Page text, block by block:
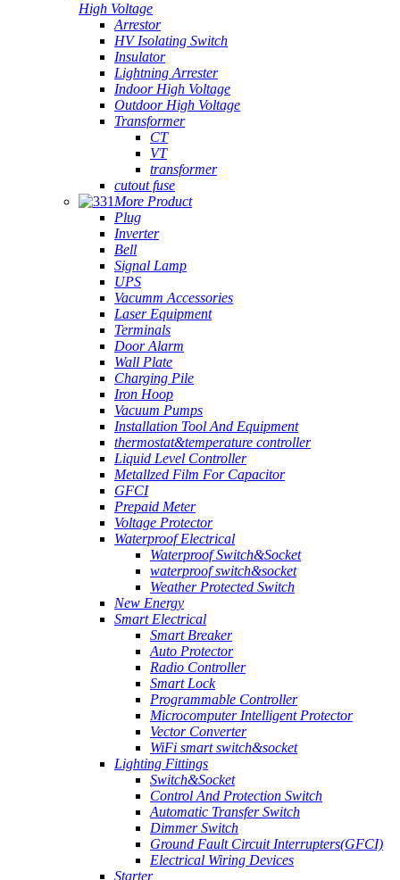
High Voltage
Arrestor
HV Isolating Switch
Insulator
Lightning Arrester
Indoor High Voltage
Outdoor High Voltage
Transformer
CT
VT
transformer
cutout fuse
More Product
Plug
Inverter
Bell
Signal Lamp
UPS
Vacumm Accessories
Laser Equipment
Terminals
Door Alarm
Wall Plate
Charging Pile
Iron Hoop
Vacuum Pumps
Installation Tool And Equipment
thermostat&temperature controller
Liquid Level Controller
Metallzed Film For Capacitor
GFCI
Prepaid Meter
Voltage Protector
Waterproof Electrical
Waterproof Switch&Socket
waterproof switch&socket
Weather Protected Switch
New Energy
Smart Electrical
Smart Breaker
Auto Protector
Radio Controller
Smart Lock
Programmable Controller
Microcomputer Intelligent Protector
Vector Converter
WiFi smart switch&socket
Lighting Fittings
Switch&Socket
Control And Protection Switch
Automatic Transfer Switch
Dimmer Switch
Ground Fault Circuit Interrupters(GFCI)
Electrical Wiring Devices
Starter